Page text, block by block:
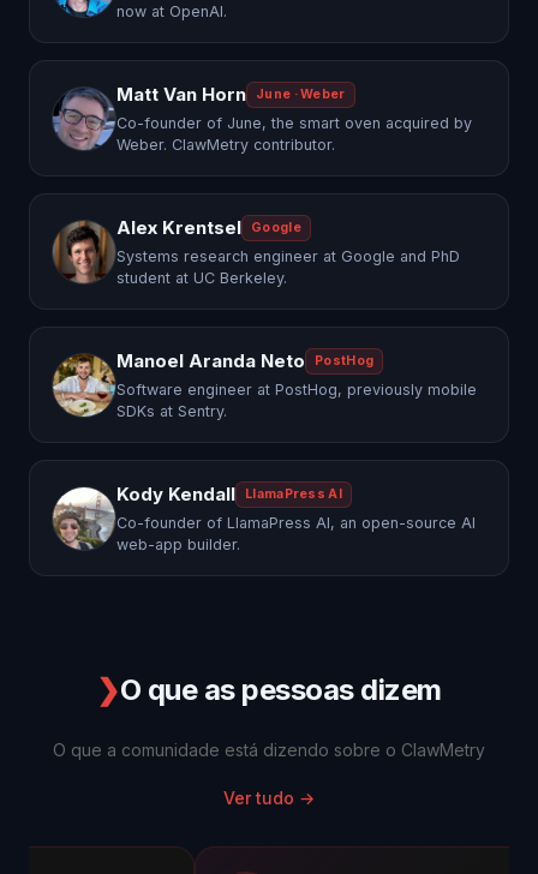
now at OpenAI.
Matt Van Horn June · Weber
Co-founder of June, the smart oven acquired by
Weber. ClawMetry contributor.
Alex Krentsel Google
Systems research engineer at Google and PhD
student at UC Berkeley.
Manoel Aranda Neto PostHog
Software engineer at PostHog, previously mobile
SDKs at Sentry.
Kody Kendall LlamaPress AI
Co-founder of LlamaPress AI, an open-source AI
web-app builder.
❯O que as pessoas dizem
O que a comunidade está dizendo sobre o ClawMetry
Ver tudo →